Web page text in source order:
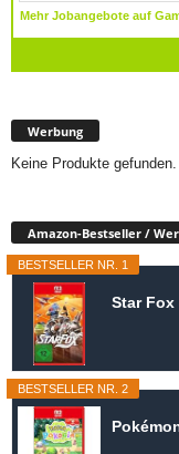
Werbung
Keine Produkte gefunden.
Amazon-Bestseller /
BESTSELLER NR. 1
Star
BESTSELLER NR. 2